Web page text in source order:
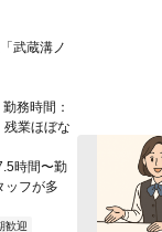
武蔵溝ノ
務時間：
業ほぼな
時間〜勤
ッフが多
歓迎